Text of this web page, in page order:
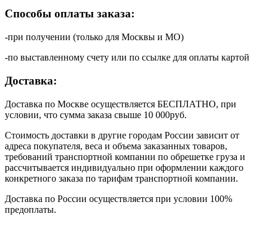
Способы оплаты заказа:
-при получении (только для Москвы и МО)
-по выставленному счету или по ссылке для оплаты картой
Доставка:
Доставка по Москве осуществляется БЕСПЛАТНО, при
условии, что сумма заказа свыше 10 000руб.
Стоимость доставки в другие городам России зависит от
адреса покупателя, веса и объема заказанных товаров,
требований транспортной компании по обрешетке груза и
рассчитывается индивидуально при оформлении каждого
конкретного заказа по тарифам транспортной компании.
Доставка по России осуществляется при условии 100%
предоплаты.